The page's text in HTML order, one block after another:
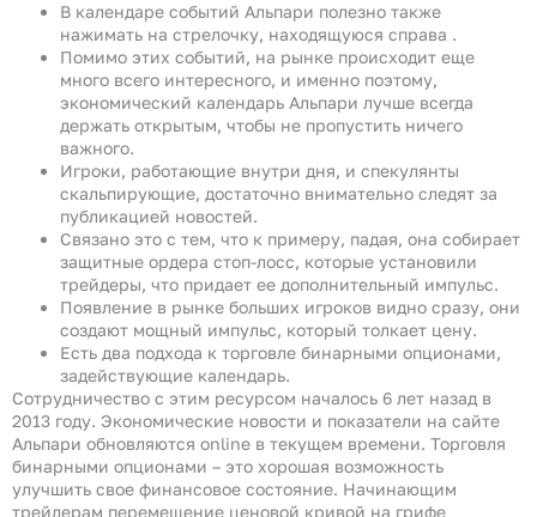
В календаре событий Альпари полезно также
нажимать на стрелочку, находящуюся справа .
Помимо этих событий, на рынке происходит еще
много всего интересного, и именно поэтому,
экономический календарь Альпари лучше всегда
держать открытым, чтобы не пропустить ничего
важного.
Игроки, работающие внутри дня, и спекулянты
скальпирующие, достаточно внимательно следят за
публикацией новостей.
Связано это с тем, что к примеру, падая, она собирает
защитные ордера стоп-лосс, которые установили
трейдеры, что придает ее дополнительный импульс.
Появление в рынке больших игроков видно сразу, они
создают мощный импульс, который толкает цену.
Есть два подхода к торговле бинарными опционами,
задействующие календарь.
Сотрудничество с этим ресурсом началось 6 лет назад в
2013 году. Экономические новости и показатели на сайте
Альпари обновляются online в текущем времени. Торговля
бинарными опционами – это хорошая возможность
улучшить свое финансовое состояние. Начинающим
трейдерам перемещение ценовой кривой на грифе